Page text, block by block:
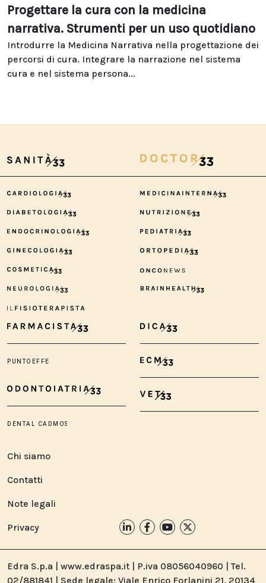
Progettare la cura con la medicina
narrativa. Strumenti per un uso quotidiano
Introdurre la Medicina Narrativa nella progettazione dei
percorsi di cura. Integrare la narrazione nel sistema
cura e nel sistema persona...
Chi siamo
Contatti
Note legali
Privacy
Edra S.p.a | www.edraspa.it | P.iva 08056040960 | Tel.
02/881841 | Sede legale: Viale Enrico Forlanini 21, 20134